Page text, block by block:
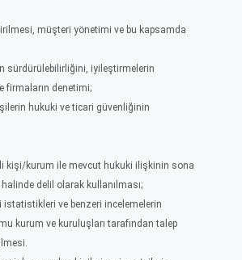
müşteri yönetimi ve bu kapsamda
sürdürülebilirliğini, iyileştirmelerin
firmaların denetimi;
hukuki ve ticari güvenliğinin
kişi/kurum ile mevcut hukuki ilişkinin sona
delil olarak kullanılması;
ve benzeri incelemelerin
kurum ve kuruluşları tarafından talep